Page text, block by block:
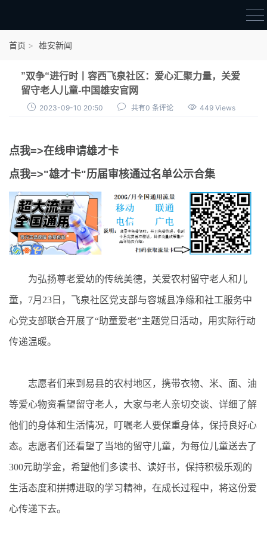
点我申领雄才卡
审核通过公示
首页 雄安新闻
”双争“进行时丨容西飞泉社区：爱心汇聚力量，关爱
留守老人儿童-中国雄安官网
2023-09-10 20:50 共有0 条评论 449 Views
点我=>在线申请雄才卡
点我=>"雄才卡"历届审核通过名单公示合集
为弘扬尊老爱幼的传统美德，关爱农村留守老人和儿
童，7月23日，飞泉社区党支部与容城县净缘和社工服务中
心党支部联合开展了“助童爱老”主题党日活动，用实际行动
传递温暖。
志愿者们来到易县的农村地区，携带衣物、米、面、油
等爱心物资看望留守老人，大家与老人亲切交谈、详细了解
他们的身体和生活情况，叮嘱老人要保重身体，保持良好心
态。志愿者们还看望了当地的留守儿童，为每位儿童送去了
300元助学金，希望他们多读书、读好书，保持积极乐观的
生活态度和拼搏进取的学习精神，在成长过程中，将这份爱
心传递下去。